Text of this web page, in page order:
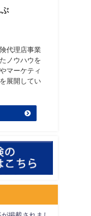
代理店事業
ノウハウを
マーケティ
展開してい